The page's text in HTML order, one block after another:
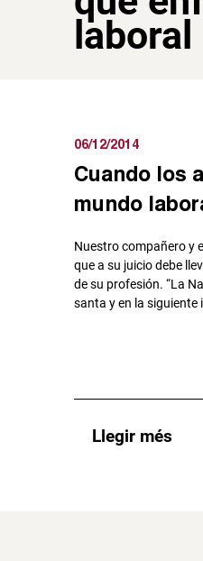
laboral
06/12/2014
Cuando los
mundo
Nuestro compañero y
que a su juicio debe
de su profesión. “La
santa y en la siguiente
Llegir més